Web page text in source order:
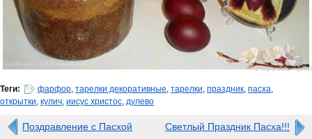
0 просмотров
Теги: фарфор, тарелки декоративные, тарелки, праздник, пасха,
открытки, кулич, иисус христос, дулево
Поздравление с Пасхой Светлый Праздник Пасха!!!